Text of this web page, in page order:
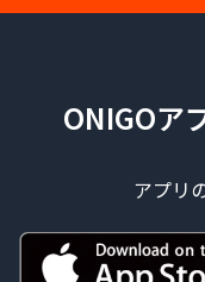
ONIGOア
アプリ